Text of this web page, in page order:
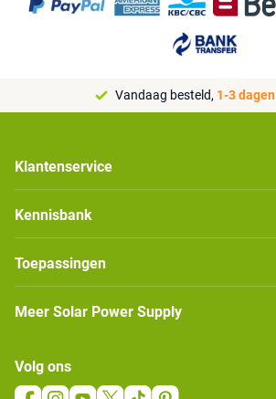
Vandaag besteld, 1-3 dagen
Klantenservice
Kennisbank
Toepassingen
Meer Solar Power Supply
Volg ons